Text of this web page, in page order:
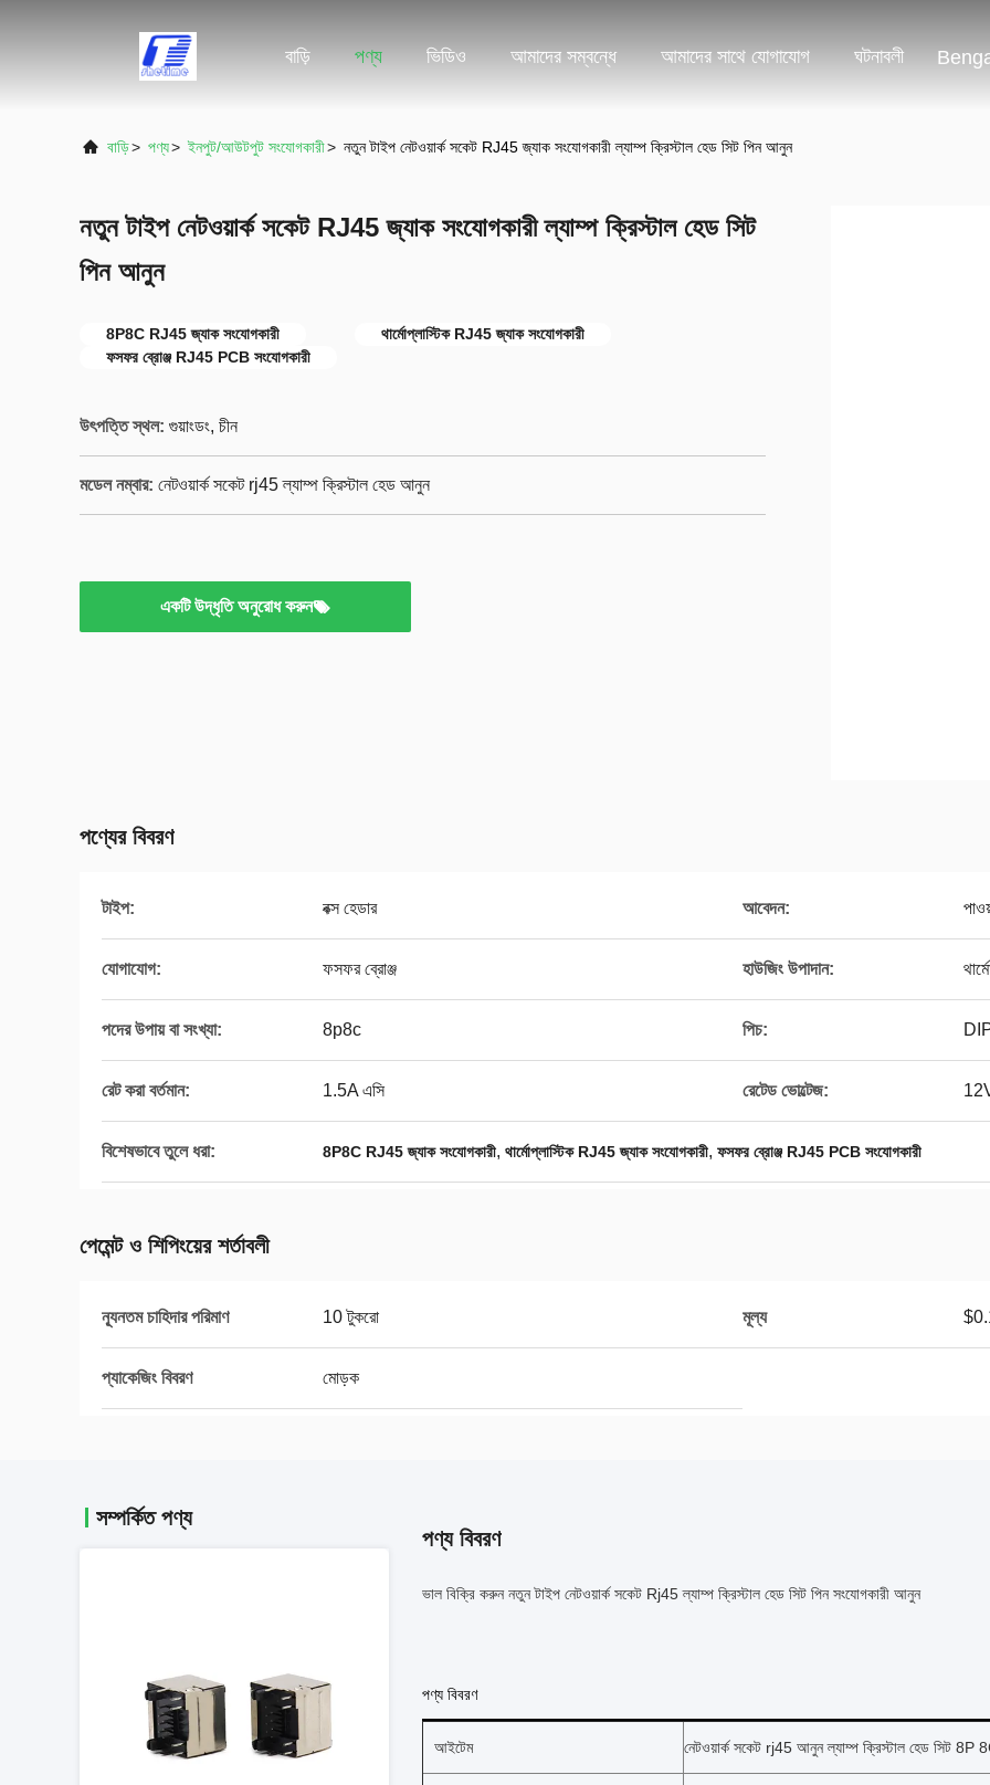
বাড়ি পণ্য ভিডিও আমাদের সম্বন্ধে আমাদের সাথে যোগাযোগ ঘটনাবলী
বাড়ি> পণ্য> ইনপুট/আউটপুট সংযোগকারী> নতুন টাইপ নেটওয়ার্ক সকেট RJ45 জ্যাক সংযোগকারী ল্যাম্প ক্রিস্টাল হেড সিট পিন আনুন
নতুন টাইপ নেটওয়ার্ক সকেট RJ45 জ্যাক সংযোগকারী ল্যাম্প ক্রিস্টাল হেড সিট
পিন আনুন
8P8C RJ45 জ্যাক সংযোগকারী
থার্মোপ্লাস্টিক RJ45 জ্যাক সংযোগকারী
ফসফর ব্রোঞ্জ RJ45 PCB সংযোগকারী
উৎপত্তি স্থল: গুয়াংডং, চীন
মডেল নম্বার: নেটওয়ার্ক সকেট rj45 ল্যাম্প ক্রিস্টাল হেড আনুন
একটি উদ্ধৃতি অনুরোধ করুন
পণ্যের বিবরণ
টাইপ: বক্স হেডার আবেদন:
যোগাযোগ: ফসফর ব্রোঞ্জ হাউজিং উপাদান:
পদের উপায় বা সংখ্যা: 8p8c পিচ:
রেট করা বর্তমান: 1.5A এসি রেটেড ভোল্টেজ:
বিশেষভাবে তুলে ধরা: 8P8C RJ45 জ্যাক সংযোগকারী, থার্মোপ্লাস্টিক RJ45 জ্যাক সংযোগকারী, ফসফর ব্রোঞ্জ RJ45 PCB সংযোগকারী
পেমেন্ট ও শিপিংয়ের শর্তাবলী
ন্যূনতম চাহিদার পরিমাণ 10 টুকরো মূল্য
প্যাকেজিং বিবরণ মোড়ক
সম্পর্কিত পণ্য
পণ্য বিবরণ
ভাল বিক্রি করুন নতুন টাইপ নেটওয়ার্ক সকেট Rj45 ল্যাম্প ক্রিস্টাল হেড সিট পিন সংযোগকারী আনুন
পণ্য বিবরণ
আইটেম নেটওয়ার্ক সকেট rj45 আনুন ল্যাম্প ক্রিস্টাল হেড সিট 8P